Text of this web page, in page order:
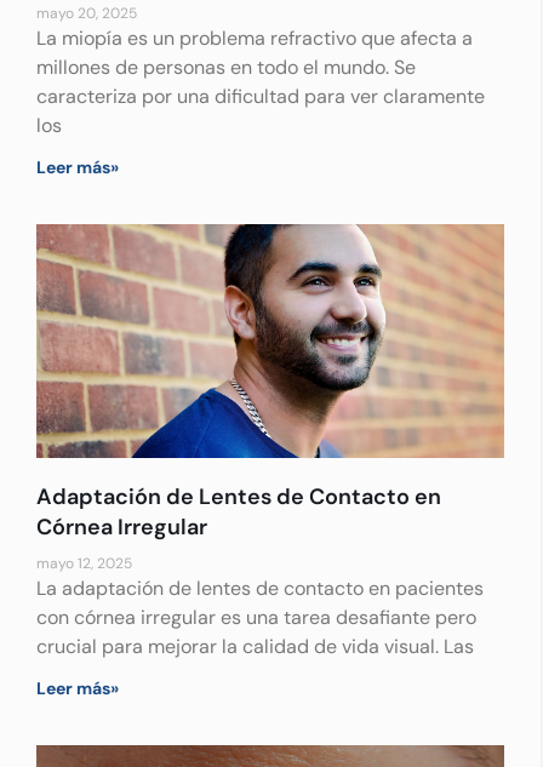
mayo 20, 2025
La miopía es un problema refractivo que afecta a
millones de personas en todo el mundo. Se
caracteriza por una dificultad para ver claramente
los
Leer más»
Adaptación de Lentes de Contacto en
Córnea Irregular
mayo 12, 2025
La adaptación de lentes de contacto en pacientes
con córnea irregular es una tarea desafiante pero
crucial para mejorar la calidad de vida visual. Las
Leer más»